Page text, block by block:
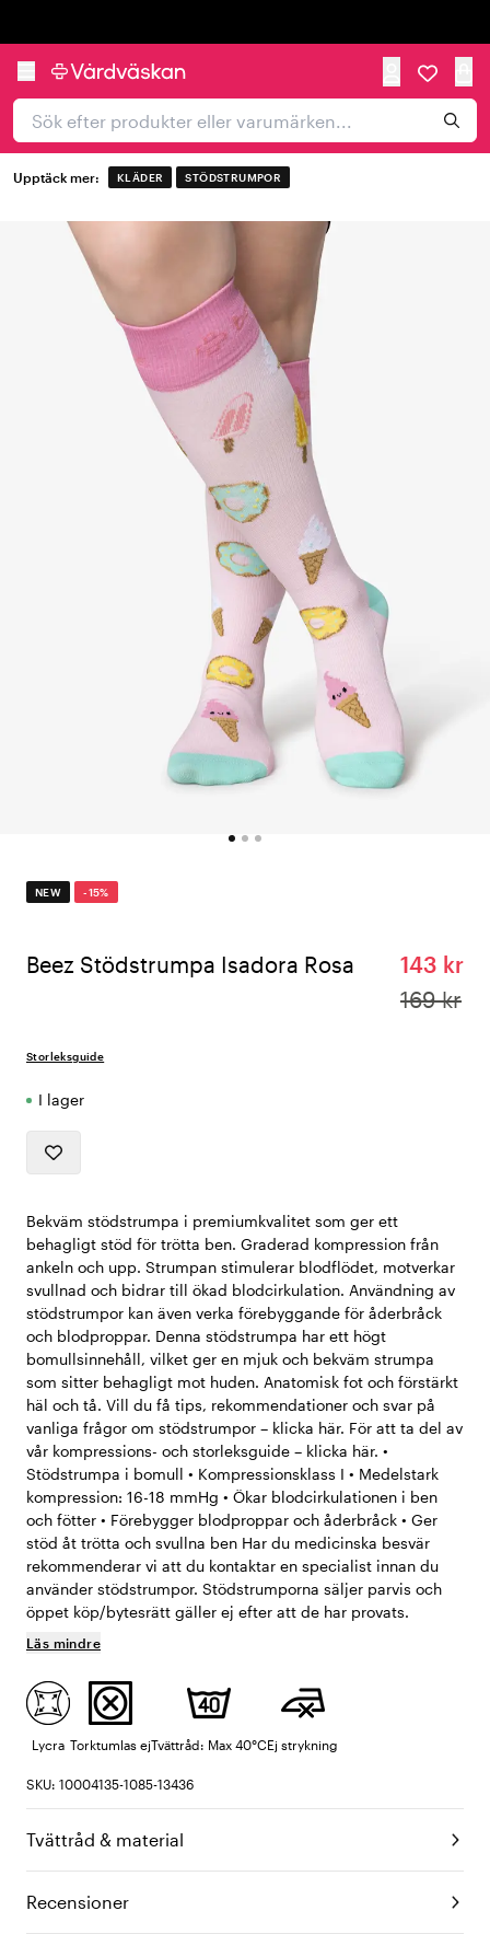
Upptäck mer: KLÄDER STÖDSTRUMPOR
NEW -15%
Beez Stödstrumpa Isadora Rosa
143 kr
169 kr
Storleksguide
I lager
Bekväm stödstrumpa i premiumkvalitet som ger ett
behagligt stöd för trötta ben. Graderad kompression från
ankeln och upp. Strumpan stimulerar blodflödet, motverkar
svullnad och bidrar till ökad blodcirkulation. Användning av
stödstrumpor kan även verka förebyggande för åderbråck
och blodproppar. Denna stödstrumpa har ett högt
bomullsinnehåll, vilket ger en mjuk och bekväm strumpa
som sitter behagligt mot huden. Anatomisk fot och förstärkt
häl och tå. Vill du få tips, rekommendationer och svar på
vanliga frågor om stödstrumpor – klicka här. För att ta del av
vår kompressions- och storleksguide – klicka här. •
Stödstrumpa i bomull • Kompressionsklass I • Medelstark
kompression: 16-18 mmHg • Ökar blodcirkulationen i ben
och fötter • Förebygger blodproppar och åderbråck • Ger
stöd åt trötta och svullna ben Har du medicinska besvär
rekommenderar vi att du kontaktar en specialist innan du
använder stödstrumpor. Stödstrumporna säljer parvis och
öppet köp/bytesrätt gäller ej efter att de har provats.
Läs mindre
Lycra Torktumlas ejTvättråd: Max 40°CEj strykning
SKU: 10004135-1085-13436
Tvättråd & material
Recensioner